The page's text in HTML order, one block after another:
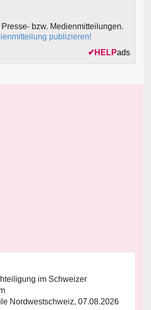
bzw. Medienmitteilungen.
publizieren!
✔ HELPads
im Schweizer
Nordwestschweiz, 07.08.2026